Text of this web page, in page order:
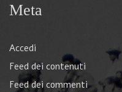
Meta
Accedi
Feed dei contenuti
Feed dei commenti